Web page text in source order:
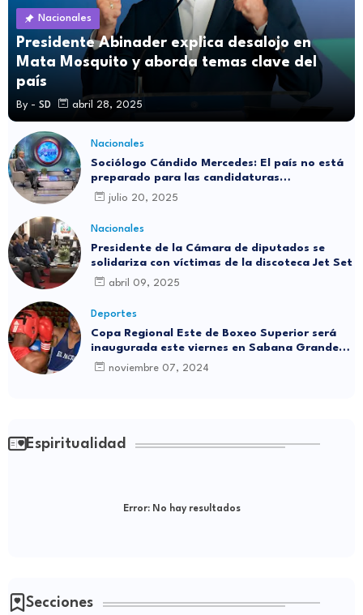
Nacionales
Presidente Abinader explica desalojo en
Mata Mosquito y aborda temas clave del
país
By - SD abril 28, 2025
Nacionales
Sociólogo Cándido Mercedes: El país no está
preparado para las candidaturas
independientes
julio 20, 2025
Nacionales
Presidente de la Cámara de diputados se
solidariza con víctimas de la discoteca Jet Set
abril 09, 2025
Deportes
Copa Regional Este de Boxeo Superior será
inaugurada este viernes en Sabana Grande
de Boyá
noviembre 07, 2024
Espiritualidad
Error:No hay resultados
Secciones